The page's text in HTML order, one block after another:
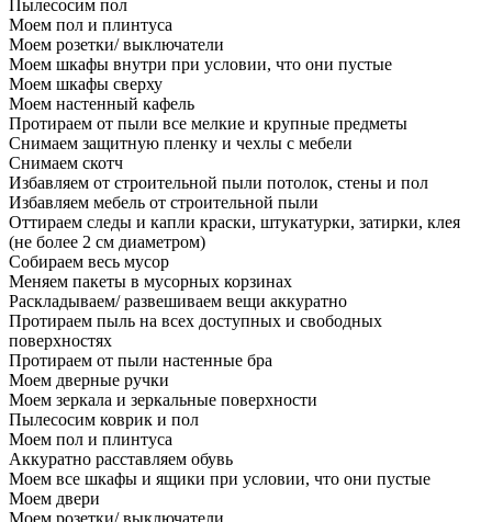
Пылесосим пол
Моем пол и плинтуса
Моем розетки/ выключатели
Моем шкафы внутри при условии, что они пустые
Моем шкафы сверху
Моем настенный кафель
Протираем от пыли все мелкие и крупные предметы
Снимаем защитную пленку и чехлы с мебели
Снимаем скотч
Избавляем от строительной пыли потолок, стены и пол
Избавляем мебель от строительной пыли
Оттираем следы и капли краски, штукатурки, затирки, клея
(не более 2 см диаметром)
Собираем весь мусор
Меняем пакеты в мусорных корзинах
Раскладываем/ развешиваем вещи аккуратно
Протираем пыль на всех доступных и свободных
поверхностях
Протираем от пыли настенные бра
Моем дверные ручки
Моем зеркала и зеркальные поверхности
Пылесосим коврик и пол
Моем пол и плинтуса
Аккуратно расставляем обувь
Моем все шкафы и ящики при условии, что они пустые
Моем двери
Моем розетки/ выключатели